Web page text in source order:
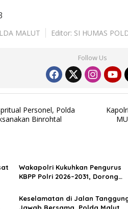
MALUT Editor: SI HUMAS
Follow Us
Personel, Polda
Binrohtal
Wakapolri Kukuhkan Pengurus
KBPP Polri 2026–2031, Dorong
Keselamatan di Jalan